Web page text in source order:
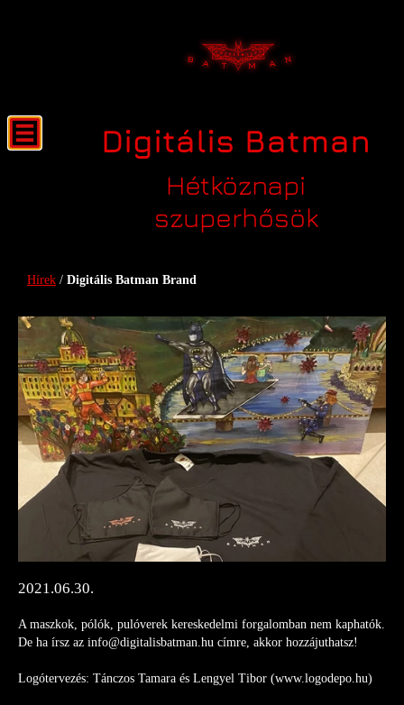
Digitális Batman
Hétköznapi
szuperhősök
Digitális Batman Brand
Hírek / Digitális Batman Brand
2021.06.30.
A maszkok, pólók, pulóverek kereskedelmi forgalomban nem kaphatók.
De ha írsz az info@digitalisbatman.hu címre, akkor hozzájuthatsz!
Logótervezés: Tánczos Tamara és Lengyel Tibor (www.logodepo.hu)